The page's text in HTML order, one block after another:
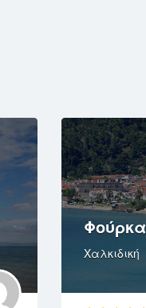
Φούρκα
Χαλκιδική